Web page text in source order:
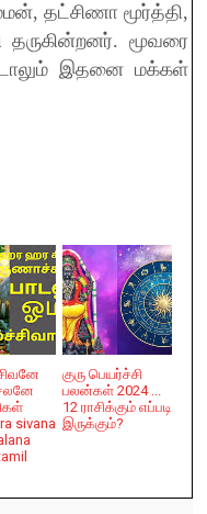
தட்சிணா மூர்த்தி,
தருகின்றனர். மூவரை
இதனை மக்கள்
sivana
குரு பெயர்ச்சி
பலன்கள் 2024 ...
12 ராசிக்கும் எப்படி
இருக்கும்?